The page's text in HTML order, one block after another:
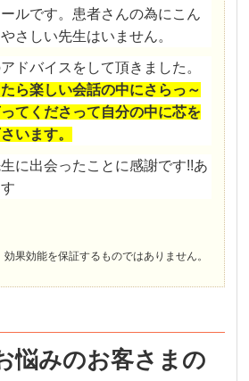
ルです。患者さんの為にこん
さしい先生はいません。
ドバイスをして頂きました。
ら楽しい会話の中にさらっ～
てくださって自分の中に芯を
います。
に出会ったことに感謝です!!あ
果効能を保証するものではありません。
悩みのお客さまの